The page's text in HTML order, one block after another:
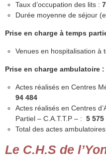
Taux d’occupation des lits :
Durée moyenne de séjour
Prise en charge à temps
Venues en hospitalisation à
Prise en charge ambulatoire :
Actes réalisés en Centres
94 484
Actes réalisés en Centres
Partiel – C.A.T.T.P – : 5 575
Total des actes
Le C.H.S de